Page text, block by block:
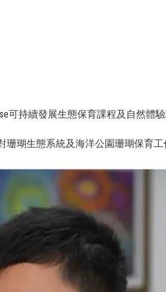
持續發展生態保育課程及自然體
瑚生態系統及海洋公園珊瑚保育工